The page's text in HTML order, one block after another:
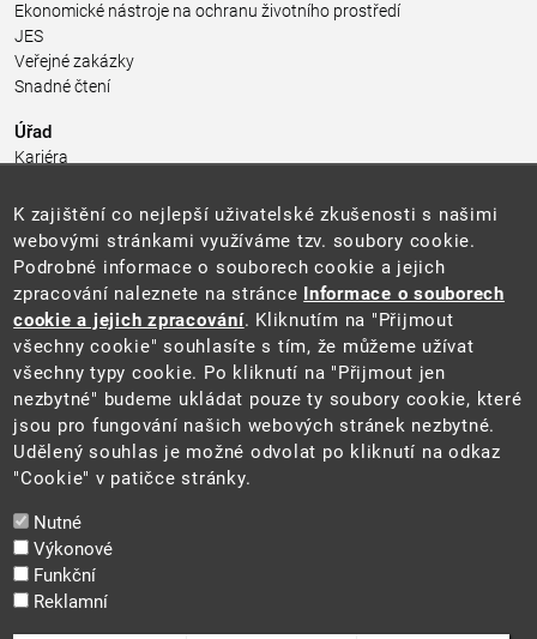
Ekonomické nástroje na ochranu životního prostředí
JES
Veřejné zakázky
Snadné čtení
Úřad
Kariéra
Pro média a veřejnost
Povinně zveřejňované informace
Kontakty
Přistupnost budovy úřadu MŽP
(PDF, 204 kB)
Web
Aktuality
Ochrana osobních údajů
Prohlášení o přístupnosti
Zásady používání cookies
Mapa webu
K zajištění co nejlepší uživatelské zkušenosti s našimi
webovými stránkami využíváme tzv. soubory cookie.
Podrobné informace o souborech cookie a jejich
zpracování naleznete na stránce Informace o souborech
cookie a jejich zpracování. Kliknutím na "Přijmout
všechny cookie" souhlasíte s tím, že můžeme užívat
všechny typy cookie. Po kliknutí na "Přijmout jen
nezbytné" budeme ukládat pouze ty soubory cookie, které
jsou pro fungování našich webových stránek nezbytné.
Udělený souhlas je možné odvolat po kliknutí na odkaz
"Cookie" v patičce stránky.
Nutné
Výkonové
Funkční
Reklamní